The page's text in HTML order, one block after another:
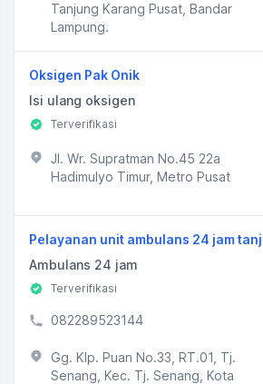
Tanjung Karang Pusat, Bandar
Lampung.
Oksigen Pak Onik
Isi ulang oksigen
Terverifikasi
Jl. Wr. Supratman No.45 22a
Hadimulyo Timur, Metro Pusat
Ambulans 24 jam
Terverifikasi
082289523144
Gg. Klp. Puan No.33, RT.01, Tj.
Senang, Kec. Tj. Senang, Kota